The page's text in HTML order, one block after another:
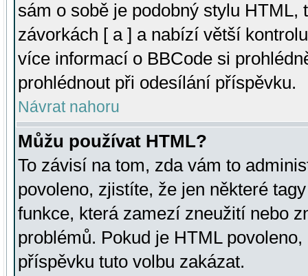
sám o sobě je podobný stylu HTML,
závorkách [ a ] a nabízí větší
více informací o BBCode si
prohlédnout při odesílání příspěvku.
Návrat nahoru
Můžu používat HTML?
To závisí na tom, zda vám to
povoleno, zjistíte, že jen některé
funkce, která zamezí zneužití nebo
problémů. Pokud je HTML
příspěvku tuto volbu zakázat.